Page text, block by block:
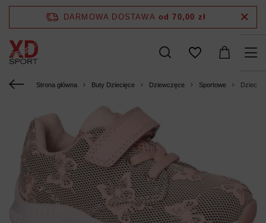
DARMOWA DOSTAWA od 70,00 zł
Strona główna Buty Dziecięce Dziewczęce Sportowe